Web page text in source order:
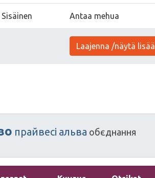
Sisäinen Antaa mehua
Laajenna /näytä lisää
прайвесі альва обєднання